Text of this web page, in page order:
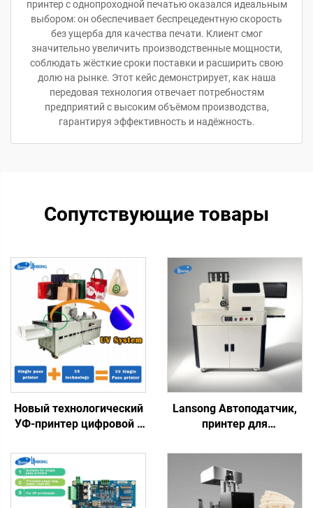
принтер с однопроходной печатью оказался идеальным
выбором: он обеспечивает беспрецедентную скорость
без ущерба для качества печати. Клиент смог
значительно увеличить производственные мощности,
соблюдать жёсткие сроки поставки и расширить свою
долю на рынке. Этот кейс демонстрирует, как наша
передовая технология отвечает потребностям
предприятий с высоким объёмом производства,
гарантируя эффективность и надёжность.
Сопутствующие товары
Новый технологический
УФ-принтер цифровой с
пластиковый пакет,
подарочный пакет,
пластиковая коробка,
художествическая
Lansong Автоподатчик,
принтер для
коробок, печать на
бумажных пакетах,
струйный
однопроходный